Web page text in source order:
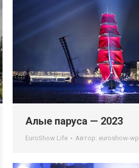
Алые паруса — 2023
EuroShow Life Автор: euroshow-wp